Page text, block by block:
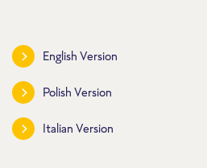
English Version
Polish Version
Italian Version